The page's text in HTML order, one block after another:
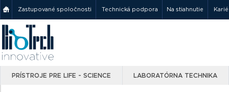
Zastupované spoločnosti Technická podpora Na stiahnutie
PRÍSTROJE PRE LIFE - SCIENCE LABORATÓRNA TECHNIKA